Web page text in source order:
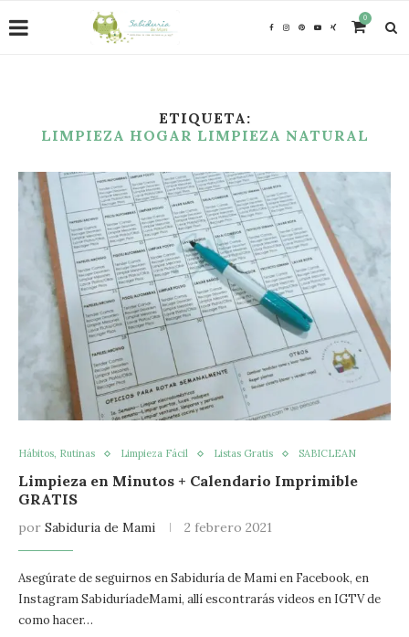
0
ETIQUETA:
LIMPIEZA HOGAR LIMPIEZA NATURAL
Hábitos, Rutinas Limpieza Fácil Listas Gratis SABICLEAN
Limpieza en Minutos + Calendario Imprimible
GRATIS
por Sabiduria de Mami 2 febrero 2021
Asegúrate de seguirnos en Sabiduría de Mami en Facebook, en
Instagram SabiduríadeMami, allí escontrarás videos en IGTV de
como hacer…